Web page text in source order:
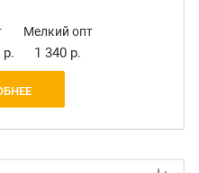
р.
Мелкий опт
1 340 р.